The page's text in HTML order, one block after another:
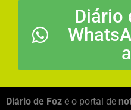
Diário
Diário de Foz é o portal de